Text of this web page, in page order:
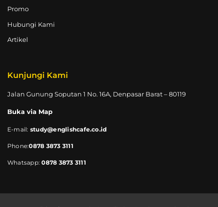
Promo
Hubungi Kami
Artikel
Kunjungi Kami
Jalan Gunung Soputan 1 No. 16A, Denpasar Barat – 80119
Buka via Map
E-mail: study@englishcafe.co.id
Phone:0878 3873 3111
Whatsapp:0878 3873 3111